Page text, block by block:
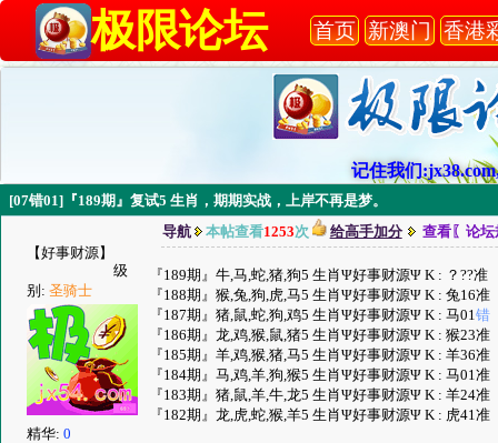
极限论坛 首页 新澳门 香港
记住我们
[07错01]『189期』复试5 生肖，期期实战，上岸不再是梦。
【好事财源】
级
别: 圣骑士
精华: 0
导航 本帖查看1253次 给高手加分 查看〖论坛
『189期』牛,马,蛇,猪,狗5 生肖Ψ好事财源Ψ K : ？??准
『188期』猴,兔,狗,虎,马5 生肖Ψ好事财源Ψ K : 兔16准
『187期』猪,鼠,蛇,狗,鸡5 生肖Ψ好事财源Ψ K : 马01错
『186期』龙,鸡,猴,鼠,猪5 生肖Ψ好事财源Ψ K : 猴23准
『185期』羊,鸡,猴,猪,马5 生肖Ψ好事财源Ψ K : 羊36准
『184期』马,鸡,羊,狗,猴5 生肖Ψ好事财源Ψ K : 马01准
『183期』猪,鼠,羊,牛,龙5 生肖Ψ好事财源Ψ K : 羊24准
『182期』龙,虎,蛇,猴,羊5 生肖Ψ好事财源Ψ K : 虎41准